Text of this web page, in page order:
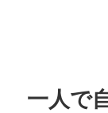
一人で